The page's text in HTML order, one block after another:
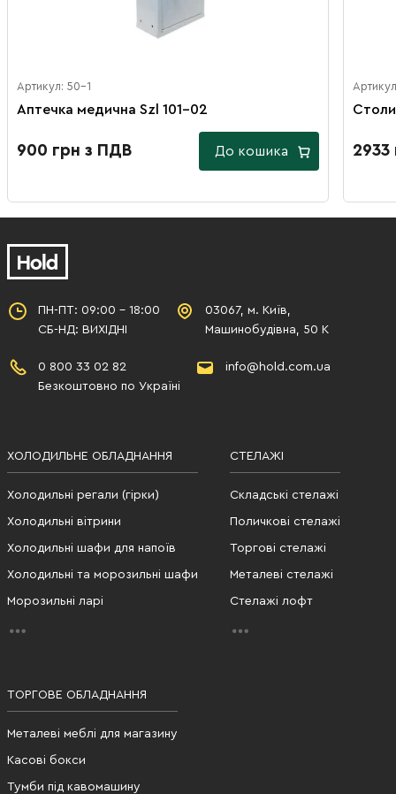
Артикул: 50-1
Аптечка медична Szl 101-02
900 грн з ПДВ До кошика 2933
ПН-ПТ: 09:00 - 18:00
СБ-НД: ВИХІДНІ
03067, м. Київ,
Машинобудівна, 50 К
0 800 33 02 82
Безкоштовно по Україні
info@hold.com.ua
ХОЛОДИЛЬНЕ ОБЛАДНАННЯ
Холодильні регали (гірки)
Холодильні вітрини
Холодильні шафи для напоїв
Холодильні та морозильні шафи
Морозильні ларі
СТЕЛАЖІ
Складські стелажі
Поличкові стелажі
Торгові стелажі
Металеві стелажі
Стелажі лофт
ТОРГОВЕ ОБЛАДНАННЯ
Металеві меблі для магазину
Касові бокси
Тумби під кавомашину